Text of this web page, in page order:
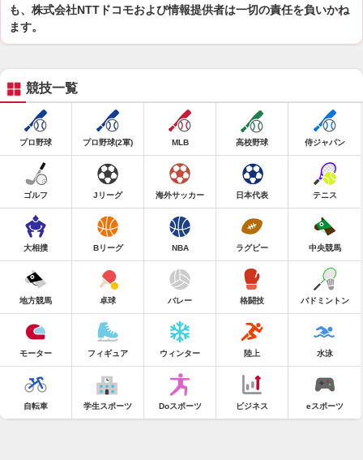
も、株式会社NTTドコモおよび情報提供者は一切の責任を負いかね
ます。
競技一覧
プロ野球 プロ野球(2軍) MLB 高校野球 侍ジャパン
ゴルフ Jリーグ 海外サッカー 日本代表 テニス
大相撲 Bリーグ NBA ラグビー 中央競馬
地方競馬 卓球 バレー 格闘技 バドミントン
モーター フィギュア ウィンター 陸上 水泳
自転車 学生スポーツ Doスポーツ ビジネス eスポーツ